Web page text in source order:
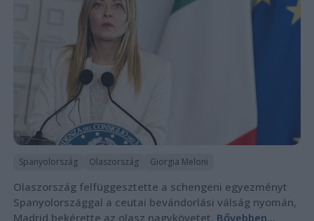
Spanyolország Olaszország Giorgia Meloni
Olaszország felfüggesztette a schengeni egyezményt
Spanyolországgal a ceutai bevándorlási válság nyomán,
Madrid bekérette az olasz nagykövetet. Bővebben...